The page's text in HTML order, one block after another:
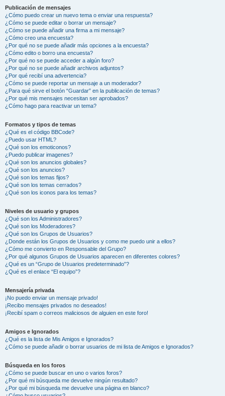
Publicación de mensajes
¿Cómo puedo crear un nuevo tema o enviar una respuesta?
¿Cómo se puede editar o borrar un mensaje?
¿Cómo se puede añadir una firma a mi mensaje?
¿Cómo creo una encuesta?
¿Por qué no se puede añadir más opciones a la encuesta?
¿Cómo edito o borro una encuesta?
¿Por qué no se puede acceder a algún foro?
¿Por qué no se puede añadir archivos adjuntos?
¿Por qué recibí una advertencia?
¿Cómo se puede reportar un mensaje a un moderador?
¿Para qué sirve el botón “Guardar” en la publicación de temas?
¿Por qué mis mensajes necesitan ser aprobados?
¿Cómo hago para reactivar un tema?
Formatos y tipos de temas
¿Qué es el código BBCode?
¿Puedo usar HTML?
¿Qué son los emoticonos?
¿Puedo publicar imagenes?
¿Qué son los anuncios globales?
¿Qué son los anuncios?
¿Qué son los temas fijos?
¿Qué son los temas cerrados?
¿Qué son los iconos para los temas?
Niveles de usuario y grupos
¿Qué son los Administradores?
¿Qué son los Moderadores?
¿Qué son los Grupos de Usuarios?
¿Donde están los Grupos de Usuarios y como me puedo unir a ellos?
¿Cómo me convierto en Responsable del Grupo?
¿Por qué algunos Grupos de Usuarios aparecen en diferentes colores?
¿Qué es un “Grupo de Usuarios predeterminado”?
¿Qué es el enlace “El equipo”?
Mensajería privada
¡No puedo enviar un mensaje privado!
¡Recibo mensajes privados no deseados!
¡Recibí spam o correos maliciosos de alguien en este foro!
Amigos e Ignorados
¿Qué es la lista de Mis Amigos e Ignorados?
¿Cómo se puede añadir o borrar usuarios de mi lista de Amigos e Ignorados?
Búsqueda en los foros
¿Cómo se puede buscar en uno o varios foros?
¿Por qué mi búsqueda me devuelve ningún resultado?
¿Por qué mi búsqueda me devuelve una página en blanco?